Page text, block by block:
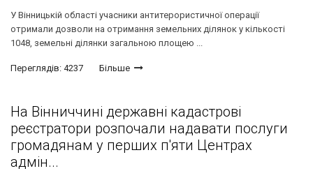
У Вінницькій області учасники антитерористичної операції
отримали дозволи на отримання земельних ділянок у кількості
1048, земельні ділянки загальною площею ...
Переглядів: 4237 Більше
На Вінниччині державні кадастрові
реєстратори розпочали надавати послуги
громадянам у перших п'яти Центрах
адмін...